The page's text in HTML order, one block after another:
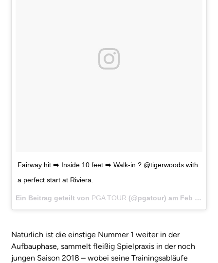
Fairway hit ➡️ Inside 10 feet ➡️ Walk-in ? @tigerwoods with
a perfect start at Riviera.
Ein Beitrag geteilt von PGA TOUR (@pgatour) am Feb 15, 2018 um 8:04 PST
Natürlich ist die einstige Nummer 1 weiter in der
Aufbauphase, sammelt fleißig Spielpraxis in der noch
jungen Saison 2018 – wobei seine Trainingsabläufe